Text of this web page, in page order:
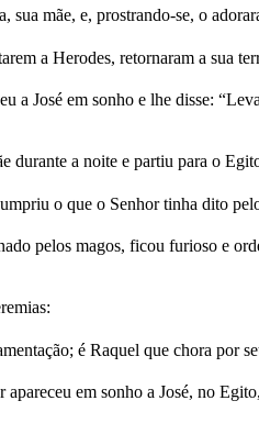
mãe, e, prostrando-se, o
a Herodes, retornaram a sua
a José em sonho e lhe disse:
durante a noite e partiu para o
o que o Senhor tinha dito
pelos magos, ficou furioso e
é Raquel que chora por
em sonho a José, no Egito,